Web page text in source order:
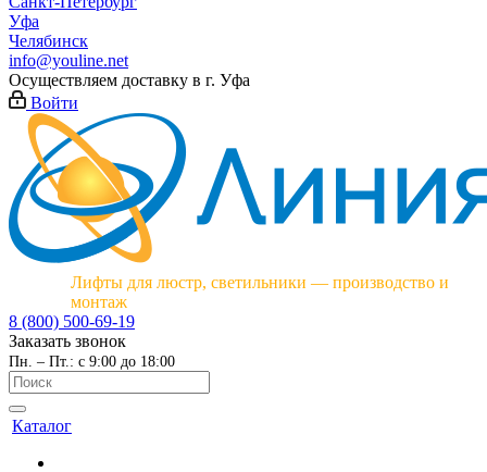
Уфа
Челябинск
info@youline.net
Осуществляем доставку в г. Уфа
Войти
Лифты для люстр, светильники — производство и
монтаж
8 (800) 500-69-19
Заказать звонок
Пн. – Пт.: с 9:00 до 18:00
Каталог